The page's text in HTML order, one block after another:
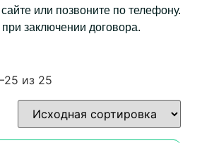
или позвоните по телефону.
заключении договора.
из 25